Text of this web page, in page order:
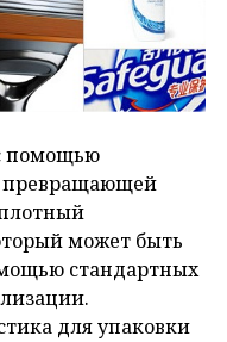
помощью
превращающей
может быть
стандартных
для упаковки